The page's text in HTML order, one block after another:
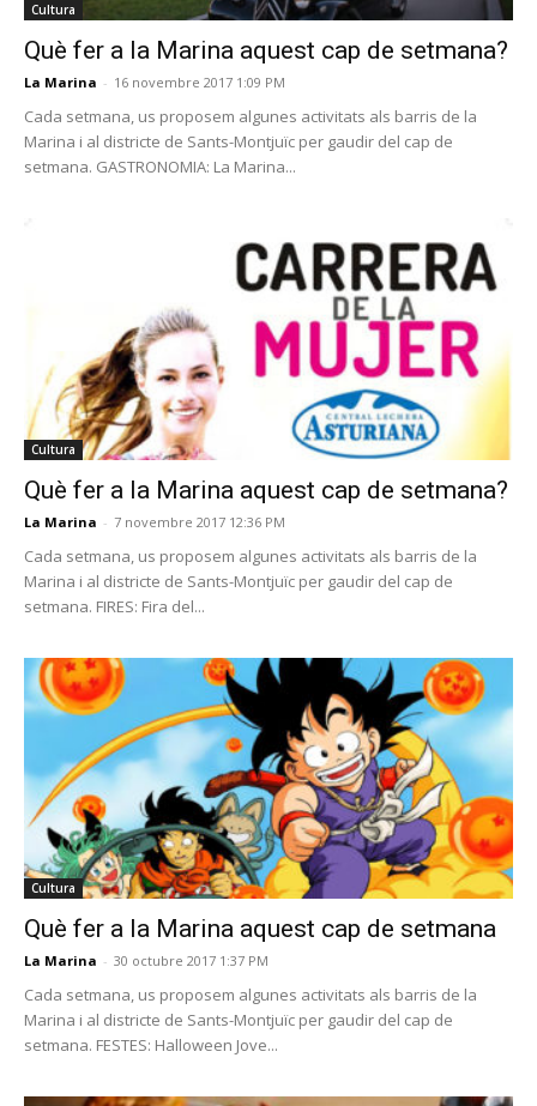
Cultura
Què fer a la Marina aquest cap de setmana?
La Marina - 16 novembre 2017 1:09 PM
Cada setmana, us proposem algunes activitats als barris de la
Marina i al districte de Sants-Montjuïc per gaudir del cap de
setmana. GASTRONOMIA: La Marina...
Cultura
Què fer a la Marina aquest cap de setmana?
La Marina - 7 novembre 2017 12:36 PM
Cada setmana, us proposem algunes activitats als barris de la
Marina i al districte de Sants-Montjuïc per gaudir del cap de
setmana. FIRES: Fira del...
Cultura
Què fer a la Marina aquest cap de setmana
La Marina - 30 octubre 2017 1:37 PM
Cada setmana, us proposem algunes activitats als barris de la
Marina i al districte de Sants-Montjuïc per gaudir del cap de
setmana. FESTES: Halloween Jove...